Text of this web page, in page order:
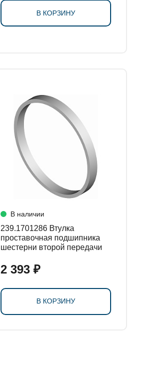
В КОРЗИНУ
В наличии
239.1701286 Втулка
проставочная подшипника
шестерни второй передачи
2 393 ₽
В КОРЗИНУ